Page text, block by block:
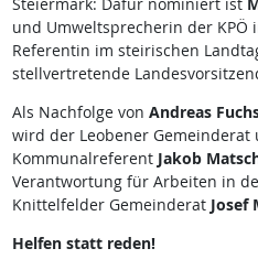
und Umweltsprecherin der KPÖ
Referentin im steirischen
stellvertretende
Als Nachfolge von Andreas
wird der Leobener Gemeinderat
Kommunalreferent Jakob
Verantwortung für Arbeiten in
Knittelfelder Gemeinderat Josef
Helfen statt reden!